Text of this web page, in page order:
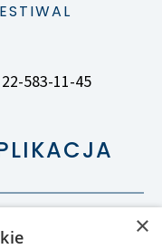
22-583-11-45
×